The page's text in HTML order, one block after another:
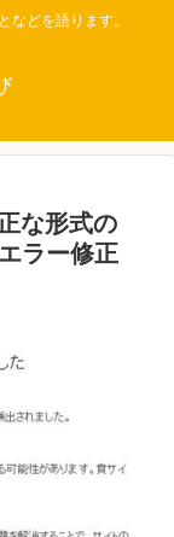
などを語ります。
な形式の
ラー修正